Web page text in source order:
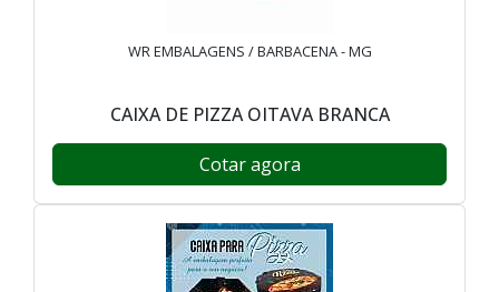
WR EMBALAGENS / BARBACENA - MG
CAIXA DE PIZZA OITAVA BRANCA
Cotar agora